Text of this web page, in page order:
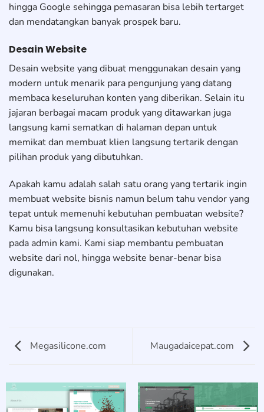
hingga Google sehingga pemasaran bisa lebih tertarget
dan mendatangkan banyak prospek baru.
Desain Website
Desain website yang dibuat menggunakan desain yang
modern untuk menarik para pengunjung yang datang
membaca keseluruhan konten yang diberikan. Selain itu
jajaran berbagai macam produk yang ditawarkan juga
langsung kami sematkan di halaman depan untuk
memikat dan membuat klien langsung tertarik dengan
pilihan produk yang dibutuhkan.
Apakah kamu adalah salah satu orang yang tertarik ingin
membuat website bisnis namun belum tahu vendor yang
tepat untuk memenuhi kebutuhan pembuatan website?
Kamu bisa langsung konsultasikan kebutuhan website
pada admin kami. Kami siap membantu pembuatan
website dari nol, hingga website benar-benar bisa
digunakan.
Megasilicone.com Maugadaicepat.com